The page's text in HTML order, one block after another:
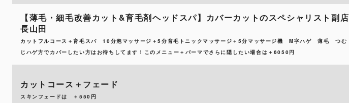
【薄毛・細毛改善カット&育毛剤ヘッドスパ】カバーカットのスペシャリスト副店
長山田
カットフルコース＋育毛スパ 10分泡マッサージ＋5分育毛トニックマッサージ＋5分マッサージ機 M字ハゲ 薄毛 つむ
じハゲ方でカバーしたい方はお待ちしてます！このメニュー＋パーマでさらに隠したい場合は＋6050円
カットコース＋フェード
スキンフェードは ＋550円